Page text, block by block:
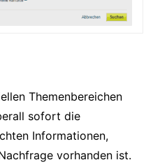
Themenbereichen
sofort die
Informationen,
vorhanden ist.